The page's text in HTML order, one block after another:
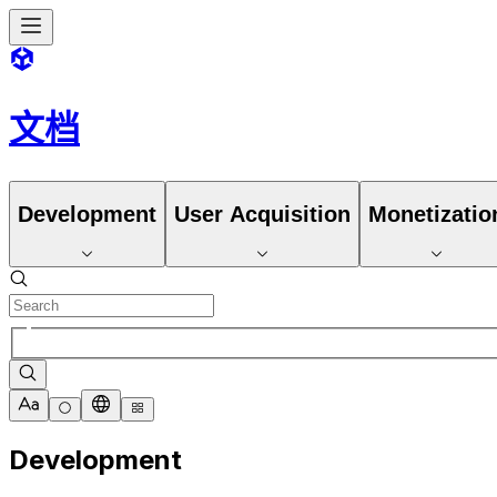
文档
Development User Acquisition
Development